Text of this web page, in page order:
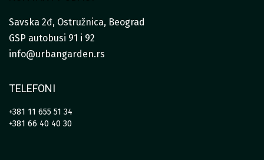
Savska 2đ, Ostružnica, Beograd
GSP autobusi 91 i 92
info@urbangarden.rs
TELEFONI
+381 11 655 51 34
+381 66 40 40 30